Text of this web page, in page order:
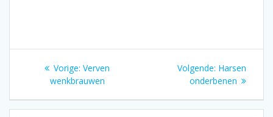
Bericht
navigatie
Vorige: Vorig
bericht:
Verven
wenkbrauwen
Volgende: Volgend
bericht:
Harsen
onderbenen